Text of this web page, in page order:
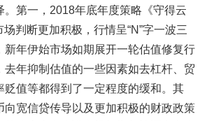
。第一，2018年底年度策略《守得云
判断更加积极，行情呈“N”字一波三
新年伊始市场如期展开一轮估值修复行
去年抑制估值的一些因素如去杠杆、贸
贬值等都得到了一定程度的缓和。其
向宽信贷传导以及更加积极的财政政策